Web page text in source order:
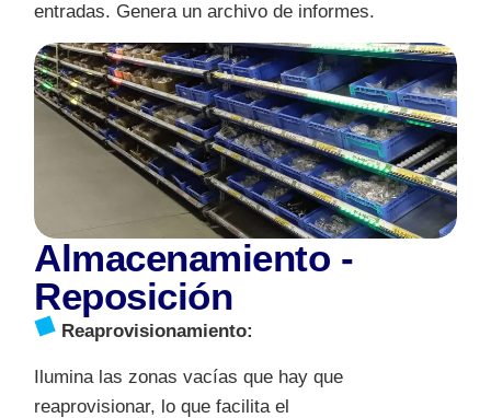
entradas. Genera un archivo de informes.
Almacenamiento -
Reposición
Reaprovisionamiento:
Ilumina las zonas vacías que hay que
reaprovisionar, lo que facilita el